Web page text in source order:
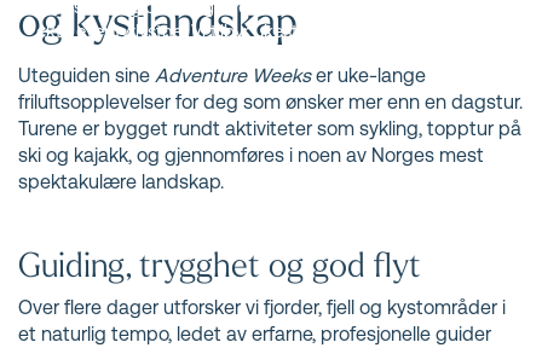
Romsdal-regionen og over hele Norge, skreddersydd for
ekte eventyrlystne. Vi tilbyr ukesturer med sykling, topptur
og kystlandskap
Uteguiden sine Adventure Weekser uke-lange
friluftsopplevelser for deg som ønsker mer enn en dagstur.
Turene er bygget rundt aktiviteter som sykling, topptur på
ski og kajakk, og gjennomføres i noen av Norges mest
spektakulære landskap.
Guiding, trygghet og god flyt
Over flere dager utforsker vi fjorder, fjell og kystområder i
et naturlig tempo, ledet av erfarne, profesjonelle guider